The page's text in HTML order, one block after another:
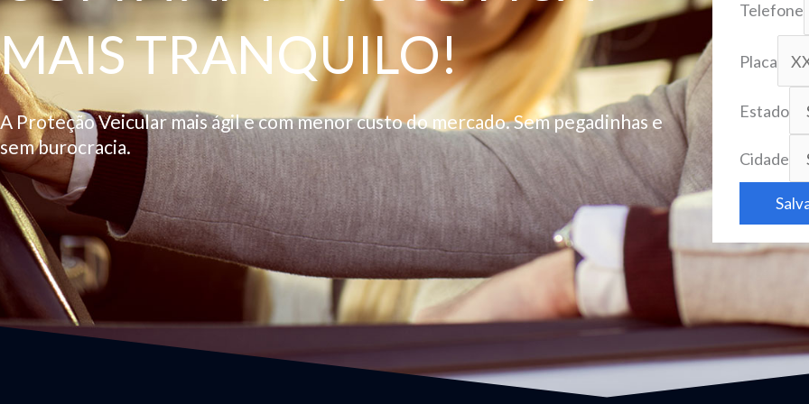
MAIS TRANQUILO!
A Proteção Veicular mais ágil e com menor custo do mercado. Sem pegadinhas e
sem burocracia.
Telefone
Placa
Estado
Cidade